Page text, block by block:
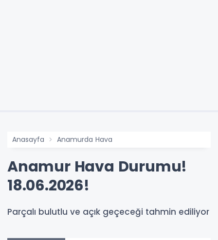
Anasayfa Anamurda Hava
Anamur Hava Durumu!
18.06.2026!
Parçalı bulutlu ve açık geçeceği tahmin ediliyor